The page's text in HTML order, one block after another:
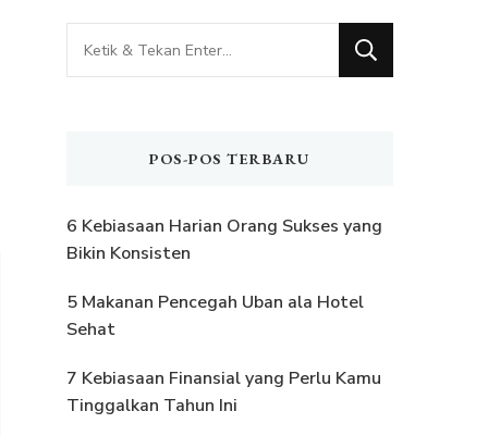
Mencari
Sesuatu?
POS-POS TERBARU
6 Kebiasaan Harian Orang Sukses yang
Bikin Konsisten
5 Makanan Pencegah Uban ala Hotel
Sehat
7 Kebiasaan Finansial yang Perlu Kamu
Tinggalkan Tahun Ini